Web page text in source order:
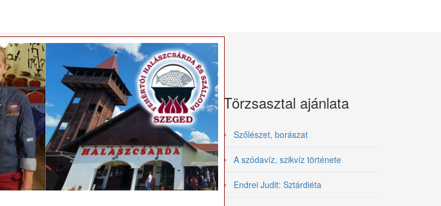
Videó receptek
Hal receptek
Szárnyas receptek
Grill receptek
Törzsasztal ajánlata
Szőlészet, borászat
A szódavíz, szikvíz története
Endrei Judit: Sztárdiéta
×